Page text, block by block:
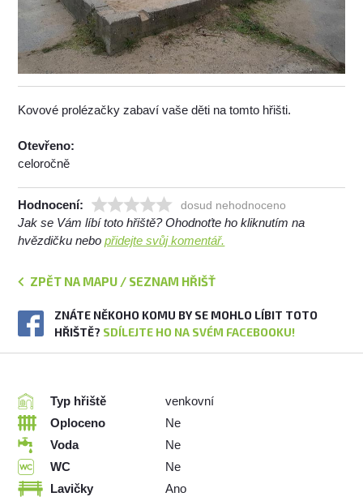
Kovové prolézačky zabaví vaše děti na tomto hřišti.
Otevřeno:
celoročně
Hodnocení: dosud nehodnoceno
Jak se Vám líbí toto hřiště? Ohodnoťte ho kliknutím na
hvězdičku nebopřidejte svůj komentář.
ZPĚT NA MAPU / SEZNAM HŘIŠŤ
ZNÁTE NĚKOHO KOMU BY SE MOHLO LÍBIT TOTO
HŘIŠTĚ? SDÍLEJTE HO NA SVÉM FACEBOOKU!
Typ hřiště
venkovní
Oploceno
Ne
Voda
Ne
WC
Ne
Lavičky
Ano